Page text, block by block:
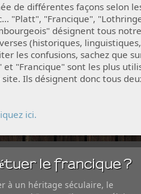
de différentes façons selon
"Platt", "Francique",
désignent tous notre
(historiques, linguistiques,
les confusions, sachez que
"Francique" sont les plus
Ils désignent donc tous
ici.
le francique ?
à un héritage séculaire, le